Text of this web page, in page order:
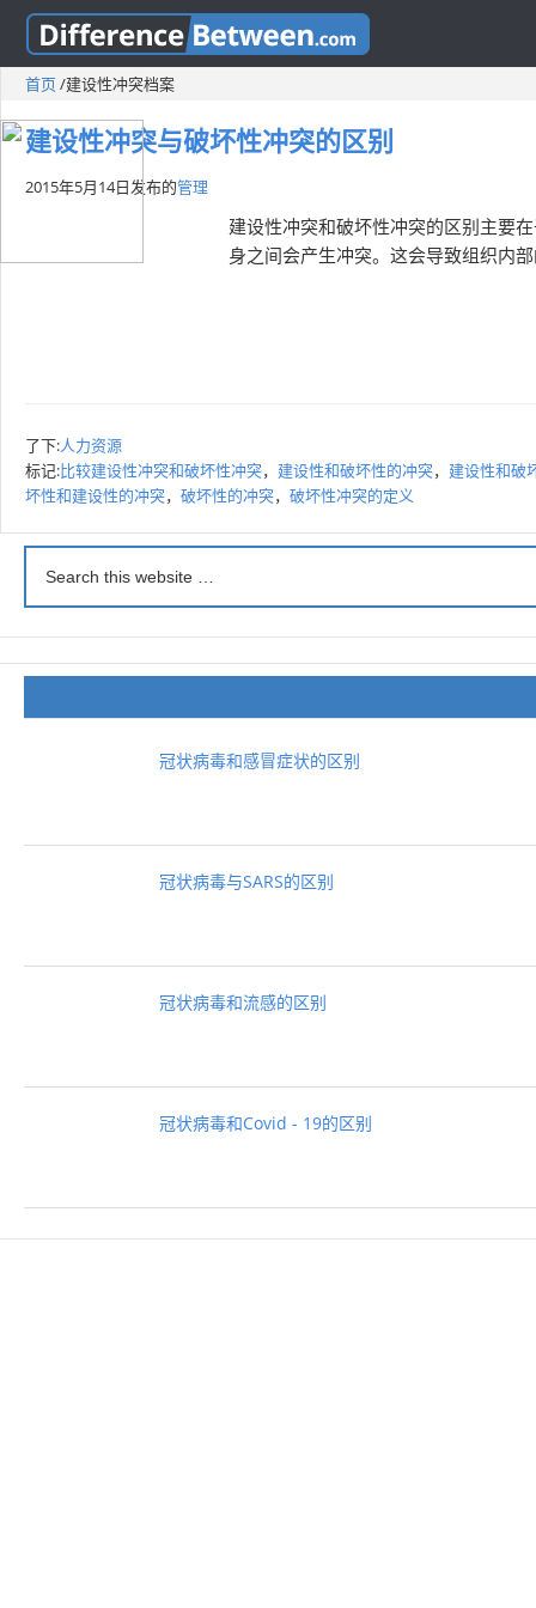
首页/建设性冲突档案
建设性冲突与破坏性冲突的区别
2015年5月14日发布的管理
建设性冲突和破坏性冲突的区别主要
身之间会产生冲突。这会导致组织内
了下:人力资源
标记:比较建设性冲突和破坏性冲突， 建设性和破坏性的冲突， 建设性和破
坏性和建设性的冲突， 破坏性的冲突， 破坏性冲突的定义
冠状病毒和感冒症状的区别
冠状病毒与SARS的区别
冠状病毒和流感的区别
冠状病毒和Covid - 19的区别